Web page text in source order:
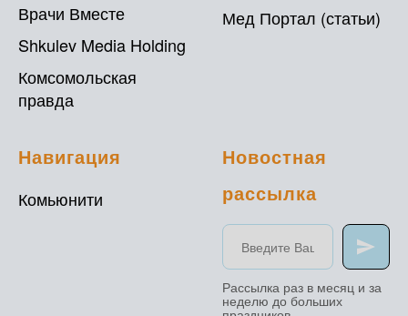
Врачи Вместе
Shkulev Media Holding
Комсомольская
правда
Мед Портал (статьи)
Навигация
Комьюнити
Новостная
рассылка
Рассылка раз в месяц и за
неделю до больших